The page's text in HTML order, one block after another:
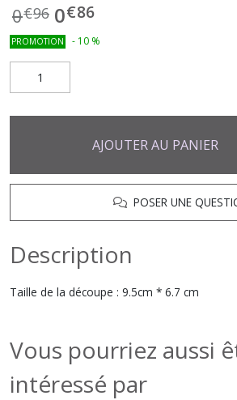
0€96 0€86
PROMOTION - 10 %
AJOUTER AU PANIER
POSER UNE
Description
Taille de la découpe : 9.5cm * 6.7 cm
Vous pourriez aussi
intéressé par